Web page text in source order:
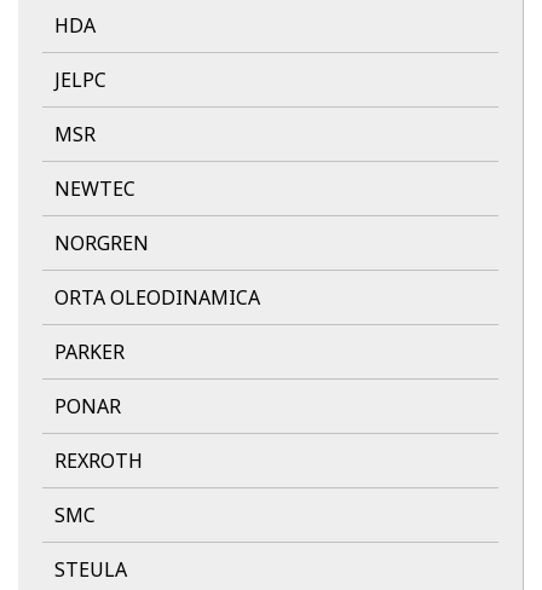
HDA
JELPC
MSR
NEWTEC
NORGREN
ORTA OLEODINAMICA
PARKER
PONAR
REXROTH
SMC
STEULA